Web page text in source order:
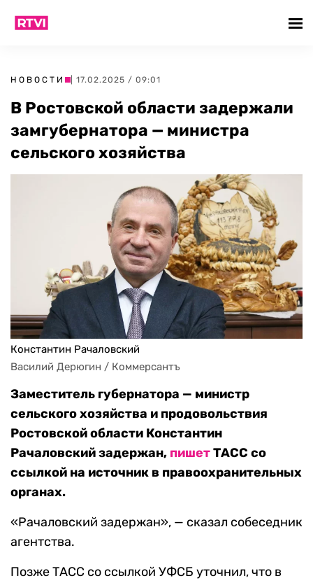
НОВОСТИ | 17.02.2025 / 09:01
В Ростовской области задержали
замгубернатора — министра
сельского хозяйства
Константин Рачаловский
Василий Дерюгин / Коммерсантъ
Заместитель губернатора — министр
сельского хозяйства и продовольствия
Ростовской области Константин
Рачаловский задержан, пишетТАСС со
ссылкой на источник в правоохранительных
органах.
«Рачаловский задержан», — сказал собеседник
агентства.
Позже ТАСС со ссылкой УФСБ уточнил, что в